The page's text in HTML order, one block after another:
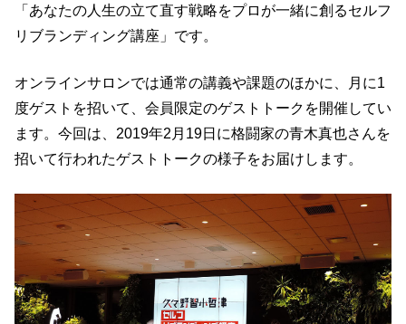
「あなたの人生の立て直す戦略をプロが一緒に創るセルフ
リブランディング講座」です。
オンラインサロンでは通常の講義や課題のほかに、月に1
度ゲストを招いて、会員限定のゲストトークを開催してい
ます。今回は、2019年2月19日に格闘家の青木真也さんを
招いて行われたゲストトークの様子をお届けします。